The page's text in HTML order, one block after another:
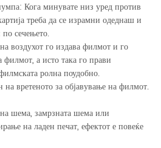
Кога минувате низ уред против
треба да се израмни одеднаш и
сечењето.
воздухот го издава филмот и го
а исто така го прави
ролна поудобно.
вретеното за објавување на филмот.
шема, замрзната шема или
на ладен печат, ефектот е повеќе